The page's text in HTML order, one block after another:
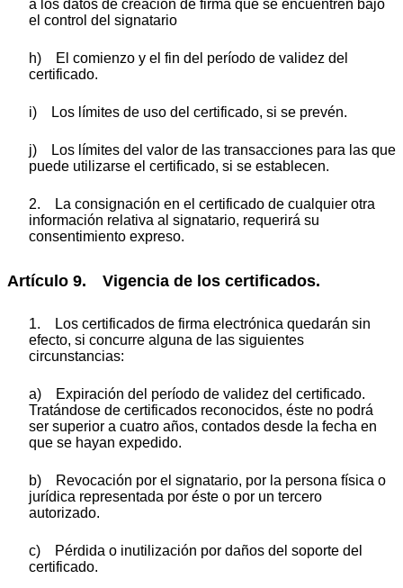
a los datos de creación de firma que se encuentren bajo
el control del signatario
h) El comienzo y el fin del período de validez del
certificado.
i) Los límites de uso del certificado, si se prevén.
j) Los límites del valor de las transacciones para las que
puede utilizarse el certificado, si se establecen.
2. La consignación en el certificado de cualquier otra
información relativa al signatario, requerirá su
consentimiento expreso.
Artículo 9. Vigencia de los certificados.
1. Los certificados de firma electrónica quedarán sin
efecto, si concurre alguna de las siguientes
circunstancias:
a) Expiración del período de validez del certificado.
Tratándose de certificados reconocidos, éste no podrá
ser superior a cuatro años, contados desde la fecha en
que se hayan expedido.
b) Revocación por el signatario, por la persona física o
jurídica representada por éste o por un tercero
autorizado.
c) Pérdida o inutilización por daños del soporte del
certificado.